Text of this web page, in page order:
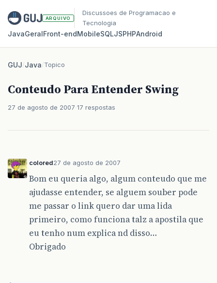
ARQUIVO
Discussoes de Programacao e
Tecnologia
JavaGeralFront‑endMobileSQLJSPHPAndroid
GUJ/Java/Topico
Conteudo Para Entender Swing
27 de agosto de 2007 17 respostas
colored27 de agosto de 2007
Bom eu queria algo, algum conteudo que me
ajudasse entender, se alguem souber pode
me passar o link quero dar uma lida
primeiro, como funciona talz a apostila que
eu tenho num explica nd disso…
Obrigado